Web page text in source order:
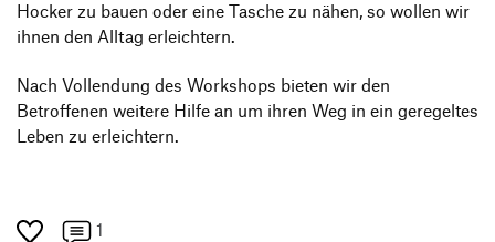
Hocker zu bauen oder eine Tasche zu nähen, so wollen wir
ihnen den Alltag erleichtern.
Nach Vollendung des Workshops bieten wir den
Betroffenen weitere Hilfe an um ihren Weg in ein geregeltes
Leben zu erleichtern.
1